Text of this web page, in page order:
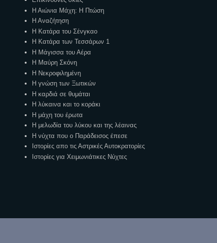
Η Αιώνια Μάχη: Η Πτώση
Η Αναζήτηση
Η Κατάρα του Σένγκαο
Η Κατάρα των Τεσσάρων 1
Η Μάγισσα του Αέρα
Η Μαύρη Σκόνη
Η Νεκροφιλημένη
Η γνώση των Ξωτικών
Η καρδιά σε θυμάται
Η λύκαινα και το κοράκι
Η μάχη του έρωτα
Η μελωδία του λύκου και της λέαινας
Η νύχτα που ο Παράδεισος έπεσε
Ιστορίες απο τις Αστρικές Αυτοκρατορίες
Ιστορίες για Χειμωνιάτικες Νύχτες